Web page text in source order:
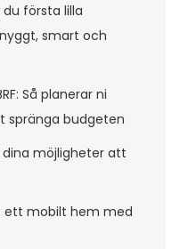
första lilla
smart och
Så planerar ni
spränga budgeten
möjligheter att
ett mobilt hem med